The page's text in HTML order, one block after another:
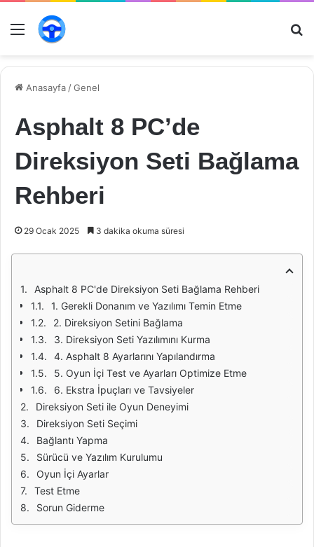
Menü
Anasayfa /Genel
Asphalt 8 PC’de
Direksiyon Seti Bağlama
Rehberi
29 Ocak 2025 3 dakika okuma süresi
Asphalt 8 PC'de Direksiyon Seti Bağlama Rehberi
1. Gerekli Donanım ve Yazılımı Temin Etme
2. Direksiyon Setini Bağlama
3. Direksiyon Seti Yazılımını Kurma
4. Asphalt 8 Ayarlarını Yapılandırma
5. Oyun İçi Test ve Ayarları Optimize Etme
6. Ekstra İpuçları ve Tavsiyeler
Direksiyon Seti ile Oyun Deneyimi
Direksiyon Seti Seçimi
Bağlantı Yapma
Sürücü ve Yazılım Kurulumu
Oyun İçi Ayarlar
Test Etme
Sorun Giderme